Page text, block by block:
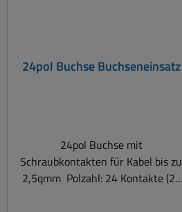
24pol Buchse Buchseneinsatz
24pol Buchse mit
Schraubkontakten für Kabel bis zu
2,5qmm Polzahl: 24 Kontakte (2-